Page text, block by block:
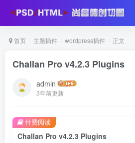
首页 主题插件 wordpress插件 正文
Challan Pro v4.2.3 Plugins
admin
3年前更新
Challan Pro v4.2.3 Plugins
付费阅读